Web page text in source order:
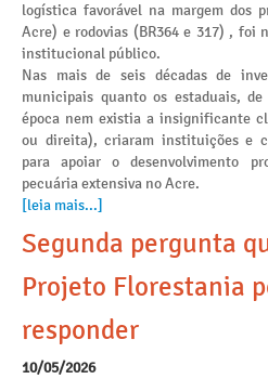
logística favorável na margem dos
Acre) e rodovias (BR364 e 317) , foi
institucional público.
Nas mais de seis décadas de
municipais quanto os estaduais,
época nem existia a insignificante
ou direita), criaram instituições e
para apoiar o desenvolvimento
pecuária extensiva no Acre.
[leia mais...]
Segunda pergunta
Projeto Florestania
responder
10/05/2026